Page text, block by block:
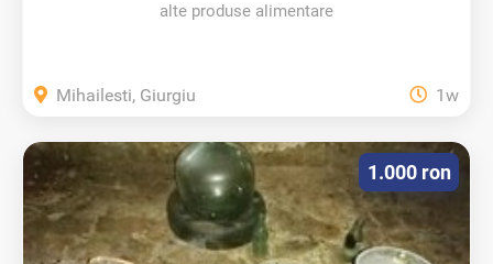
alte produse alimentare
Mihailesti, Giurgiu 1w
1.000 ron